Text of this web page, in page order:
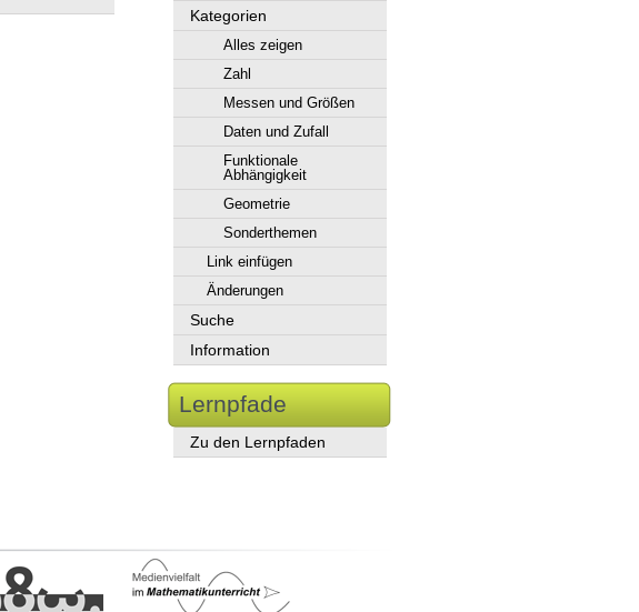
Kategorien
Alles zeigen
Zahl
Messen und Größen
Daten und Zufall
Funktionale
Abhängigkeit
Geometrie
Sonderthemen
Link einfügen
Änderungen
Suche
Information
Lernpfade
Zu den Lernpfaden